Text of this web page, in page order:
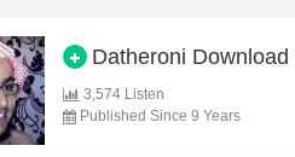
Datheroni Download
3,574 Listen
Published Since 9 Years